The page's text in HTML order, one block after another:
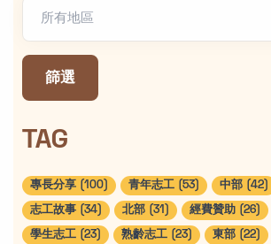
地區篩選
篩選
TAG
專長分享 (100) 青年志工 (53) 中部 (42)
志工故事 (34) 北部 (31) 經費贊助 (26)
學生志工 (23) 熟齡志工 (23) 東部 (22)